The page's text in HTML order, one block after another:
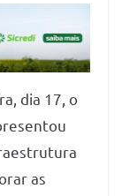
dia 17, o
as